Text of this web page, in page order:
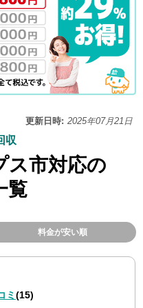
更新日時: 2025年07月21日
収
ス市対応の
覧
料金が安い順
ミ (15)